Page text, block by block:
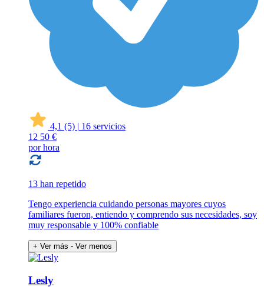
4,1 (5) | 16 servicios
12 50 €
por hora
13 han repetido
Tengo experiencia cuidando personas mayores cuyos
familiares fueron, entiendo y comprendo sus necesidades, soy
muy responsable y 100% confiable
+ Ver más - Ver menos
Lesly